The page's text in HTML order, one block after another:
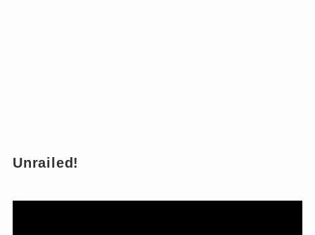
Unrailed!